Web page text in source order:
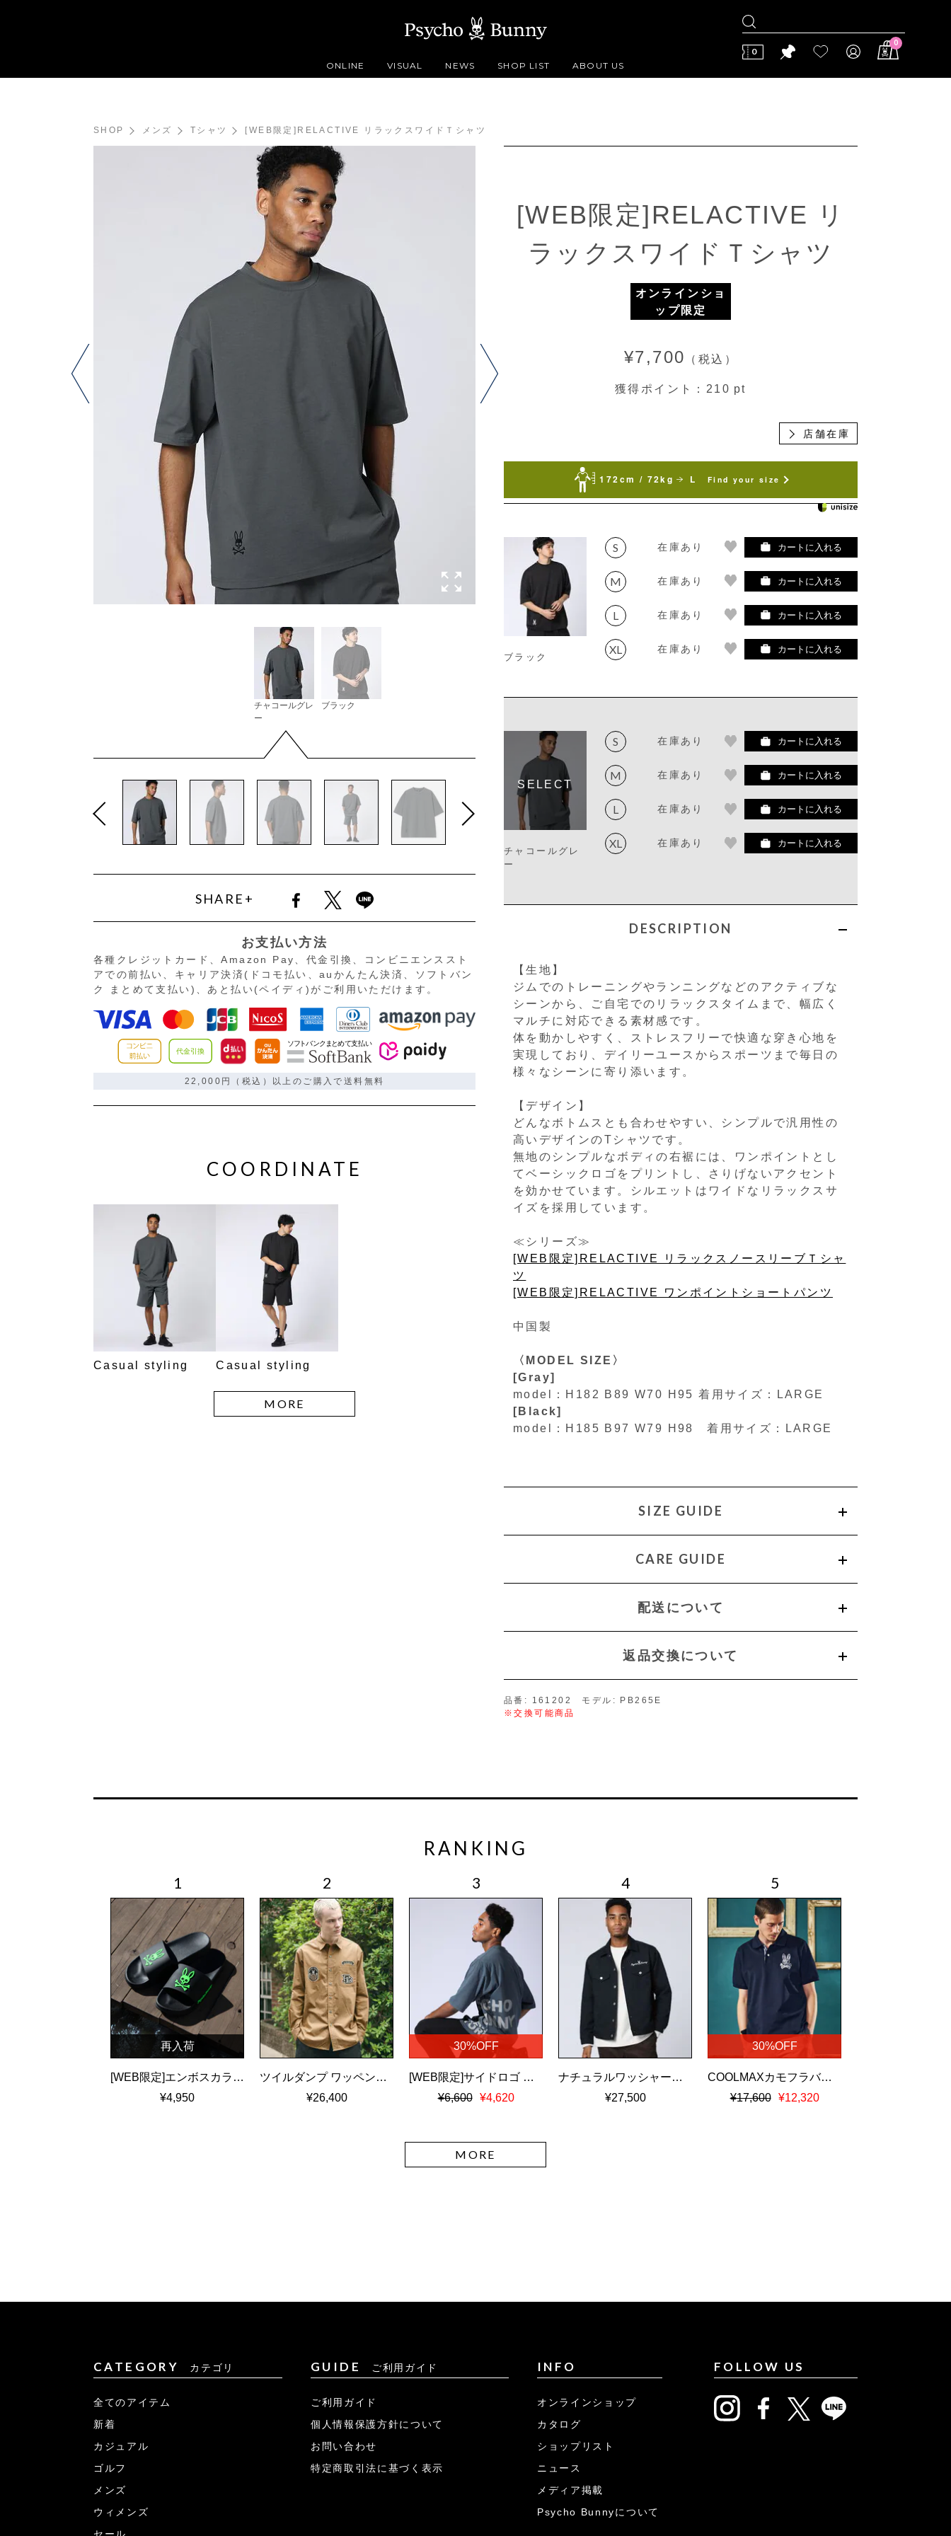
0
0
ONLINE VISUAL NEWS SHOP LIST ABOUT US
SHOP メンズ Tシャツ [WEB限定]RELACTIVE リラックスワイドＴシャツ
[WEB限定]RELACTIVE リ
ラックスワイドＴシャツ
オンラインショ
ップ限定
¥7,700 （税込）
獲得ポイント： 210 pt
店舗在庫
172cm / 72kg L Find your size
S 在庫あり カートに入れる
M 在庫あり カートに入れる
L 在庫あり カートに入れる
XL 在庫あり カートに入れる
ブラック
S 在庫あり カートに入れる
M 在庫あり カートに入れる
L 在庫あり カートに入れる
XL 在庫あり カートに入れる
チャコールグレ
ー
DESCRIPTION
【生地】
ジムでのトレーニングやランニングなどのアクティブな
シーンから、ご自宅でのリラックスタイムまで、幅広く
マルチに対応できる素材感です。
体を動かしやすく、ストレスフリーで快適な穿き心地を
実現しており、デイリーユースからスポーツまで毎日の
様々なシーンに寄り添います。
【デザイン】
どんなボトムスとも合わせやすい、シンプルで汎用性の
高いデザインのTシャツです。
無地のシンプルなボディの右裾には、ワンポイントとし
てベーシックロゴをプリントし、さりげないアクセント
を効かせています。シルエットはワイドなリラックスサ
イズを採用しています。
≪シリーズ≫
[WEB限定]RELACTIVE リラックスノースリーブＴシャ
ツ
[WEB限定]RELACTIVE ワンポイントショートパンツ
中国製
〈MODEL SIZE〉
[Gray]
model：H182 B89 W70 H95 着用サイズ：LARGE
[Black]
model：H185 B97 W79 H98 着用サイズ：LARGE
SIZE GUIDE
CARE GUIDE
配送について
返品交換について
品番: 161202 モデル: PB265E
※交換可能商品
チャコールグレ
ー
ブラック
SHARE+
お支払い方法
各種クレジットカード、Amazon Pay、代金引換、コンビニエンススト
アでの前払い、キャリア決済(ドコモ払い、auかんたん決済、ソフトバン
ク まとめて支払い)、あと払い(ペイディ)がご利用いただけます。
22,000円（税込）以上のご購入で送料無料
COORDINATE
Casual styling Casual styling
MORE
RANKING
再入荷
[WEB限定]エンボスカラーロゴ シャワーサンダル
¥4,950
ツイルダンプ ワッペン刺繍ワッシャーシャツ
¥26,400
30%OFF
[WEB限定]サイドロゴ ビッグシルエット Tシャツ
¥6,600
¥4,620
ナチュラルワッシャーツイル トラッカージャケット
¥27,500
30%OFF
COOLMAXカモフラバニー鹿の子ポロシャツ
¥17,600
¥12,320
MORE
CATEGORY カテゴリ
全てのアイテム
新着
カジュアル
ゴルフ
メンズ
ウィメンズ
GUIDE ご利用ガイド
ご利用ガイド
個人情報保護方針について
お問い合わせ
特定商取引法に基づく表示
INFO
オンラインショップ
カタログ
ショップリスト
ニュース
メディア掲載
Psycho Bunnyについて
FOLLOW US